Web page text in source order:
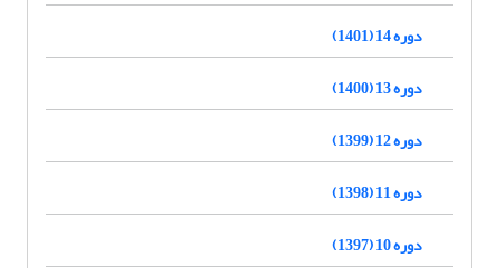
دوره 14 (1401)
دوره 13 (1400)
دوره 12 (1399)
دوره 11 (1398)
دوره 10 (1397)